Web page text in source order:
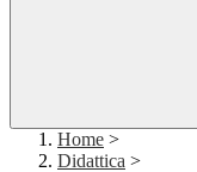
Home >
Didattica >